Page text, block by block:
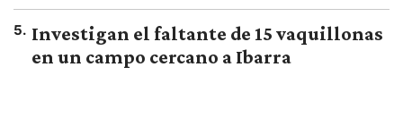
5. Investigan el faltante de 15 vaquillonas
en un campo cercano a Ibarra